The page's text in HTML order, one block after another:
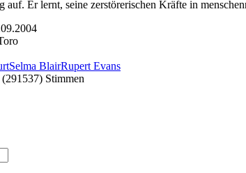
auf. Er lernt, seine zerstörerischen Kräfte in
Selma BlairRupert Evans
Stimmen